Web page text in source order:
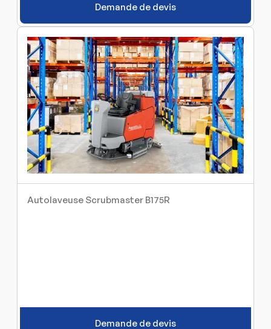
Demande de devis
Autolaveuse Scrubmaster B175R
Demande de devis